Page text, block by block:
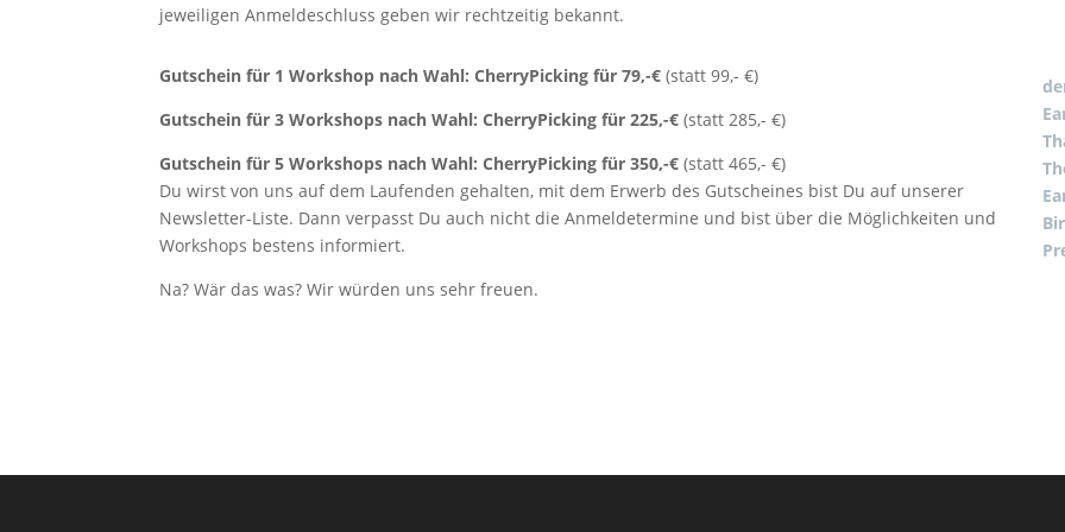
jeweiligen Anmeldeschluss geben wir rechtzeitig bekannt.
Gutschein für 1 Workshop nach Wahl:CherryPicking für 79,-€(statt 99,- €)
Gutschein für 3 Workshops nach Wahl:CherryPicking für225,-€(statt 285,- €)
Gutschein für 5 Workshops nach Wahl:CherryPicking für350,-€(statt 465,- €)
Du wirst von uns auf dem Laufenden gehalten, mit dem Erwerb des Gutscheines bist Du auf unserer
Newsletter-Liste. Dann verpasst Du auch nicht die Anmeldetermine und bist über die Möglichkeiten und
Workshops bestens informiert.
Na? Wär das was? Wir würden uns sehr freuen.